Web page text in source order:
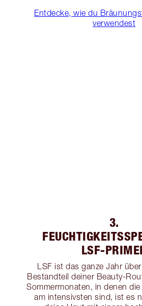
Entdecke, wie du
verwendest
3.
LSF-
LSF ist das ganze Jahr
Bestandteil deiner Beauty-
Sommermonaten, in denen
am intensivsten sind, ist es